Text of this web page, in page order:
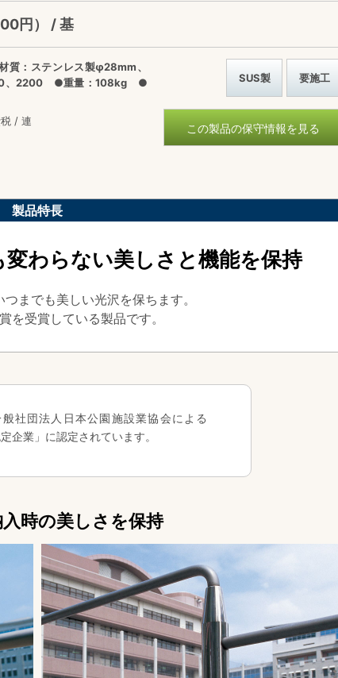
円） / 基
：ステンレス製φ28mm、
、2200 ●重量：108kg ●
/ 連
SUS製 要施工
この製品の保守情報を見る
製品特長
わらない美しさと機能を保持
までも美しい光沢を保ちます。
を受賞している製品です。
社団法人日本公園施設業協会による
定企業」に認定されています。
時の美しさを保持